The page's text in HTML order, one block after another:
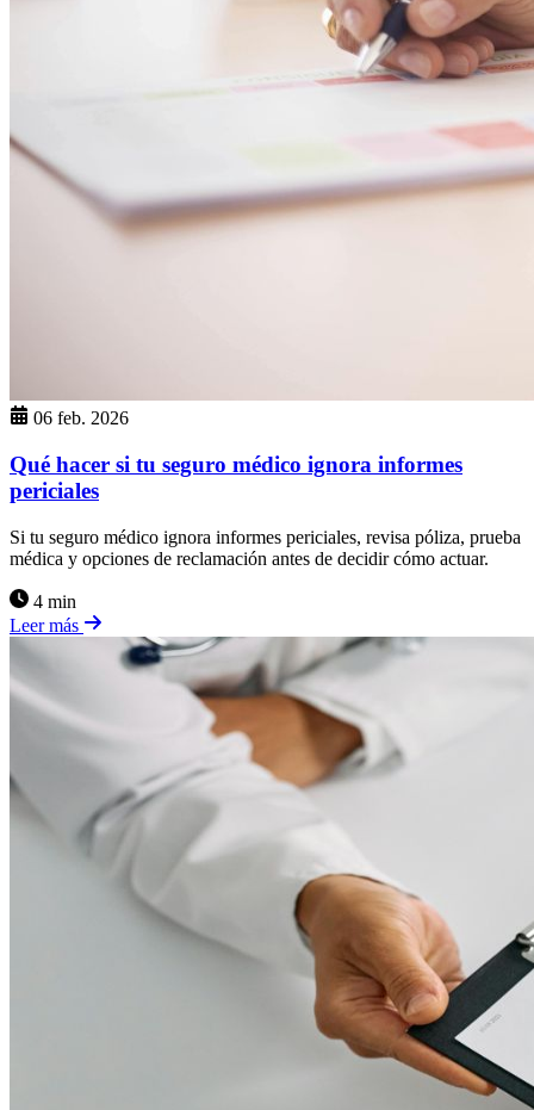
06 feb. 2026
Qué hacer si tu seguro médico ignora informes
periciales
Si tu seguro médico ignora informes periciales, revisa póliza, prueba
médica y opciones de reclamación antes de decidir cómo actuar.
4 min
Leer más